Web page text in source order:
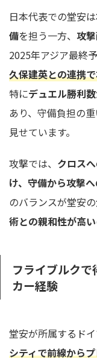
日本代表での堂安は
備を担う一方、 攻
2025年アジア最終予
久保建英との連携
特にデュエル勝利
あり、守備負担の
見せています。
攻撃では、 クロス
け、守備から攻撃
のバランスが堂安の
術との親和性が高い
フライブルク
カー経験
堂安が所属するド
シティで前線から